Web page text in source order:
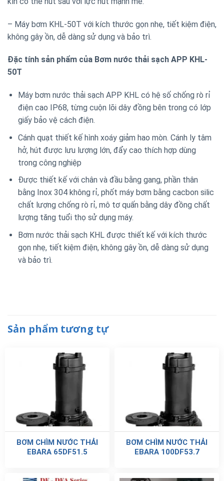
– Máy bơm KHL-50T với kích thước gọn nhẹ, tiết kiệm điện,
không gây ồn, dễ dàng sử dụng và bảo trì.
Đặc tính sản phẩm của Bơm nước thải sạch APP KHL-
50T
Máy bơm nước thải sạch APP KHL có hệ số chống rò rỉ
điện cao IP68, từng cuộn lõi dây đồng bên trong có lớp
giấy bảo vệ cách điện.
Cánh quạt thiết kế hình xoáy giảm hao mòn. Cánh ly tâm
hở, hút được lưu lượng lớn, đẩy cao thích hợp dùng
trong công nghiệp
Được thiết kế với chân và đầu bằng gang, phần thân
bằng Inox 304 không rỉ, phốt máy bơm bằng cacbon silic
chất lượng chống rò rỉ, mô tơ quấn bằng dây đồng chất
lượng tăng tuổi thọ sử dụng máy.
Bơm nước thải sạch KHL được thiết kế với kích thước
gọn nhẹ, tiết kiệm điện, không gây ồn, dễ dàng sử dụng
và bảo trì.
Sản phẩm tương tự
BƠM CHÌM NƯỚC THẢI
EBARA 65DF51.5
BƠM CHÌM NƯỚC THẢI
EBARA 100DF53.7